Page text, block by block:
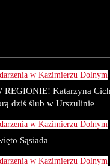
w Kazimierzu Dolnym
REGIONIE! Katarzyna
dziś ślub w Urszulinie
w Kazimierzu Dolnym
Sąsiada
w Kazimierzu Dolnym